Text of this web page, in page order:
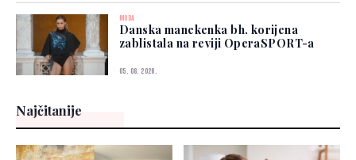
MODA
Danska manekenka bh. korijena
zablistala na reviji OperaSPORT-a
05. 08. 2026.
Najčitanije